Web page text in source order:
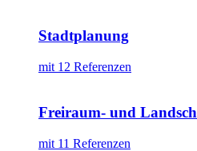
Stadtplanung
mit 12 Referenzen
Freiraum- und
mit 11 Referenzen